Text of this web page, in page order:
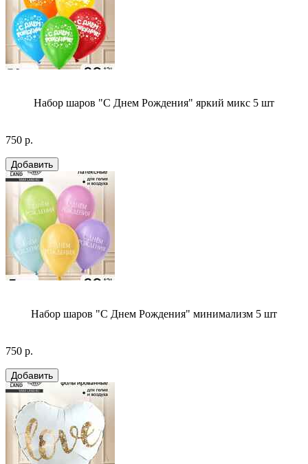
Набор шаров "С Днем Рождения" яркий микс 5 шт
750 р.
Набор шаров "С Днем Рождения" минимализм 5 шт
750 р.